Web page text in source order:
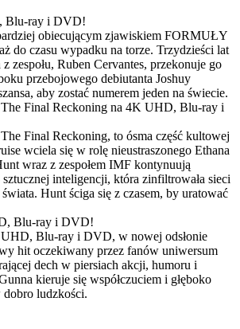
Blu-ray i DVD!
obiecującym zjawiskiem FORMUŁY
do czasu wypadku na torze. Trzydzieści lat
zespołu, Ruben Cervantes, przekonuje go
przebojowego debiutanta Joshuy
aby zostać numerem jeden na świecie.
Final Reckoning na 4K UHD, Blu-ray i
Final Reckoning, to ósma część kultowej
wciela się w rolę nieustraszonego Ethana
wraz z zespołem IMF kontynuują
inteligencji, która zinfiltrowała sieci
Hunt ściga się z czasem, by uratować
Blu-ray i DVD!
Blu-ray i DVD, w nowej odsłonie
hit oczekiwany przez fanów uniwersum
dech w piersiach akcji, humoru i
kieruje się współczuciem i głęboko
ludzkości.